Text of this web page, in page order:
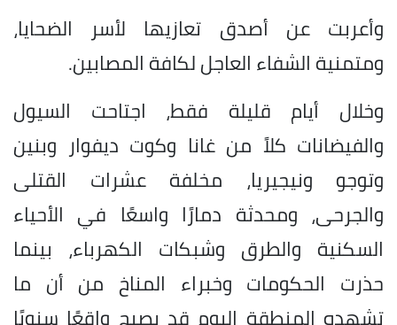
وأعربت عن أصدق تعازيها لأسر الضحايا،
ومتمنية الشفاء العاجل لكافة المصابين.
وخلال أيام قليلة فقط، اجتاحت السيول
والفيضانات كلاً من غانا وكوت ديفوار وبنين
وتوجو ونيجيريا، مخلفة عشرات القتلى
والجرحى، ومحدثة دمارًا واسعًا في الأحياء
السكنية والطرق وشبكات الكهرباء، بينما
حذرت الحكومات وخبراء المناخ من أن ما